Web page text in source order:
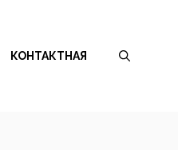
КОНТАКТНАЯ